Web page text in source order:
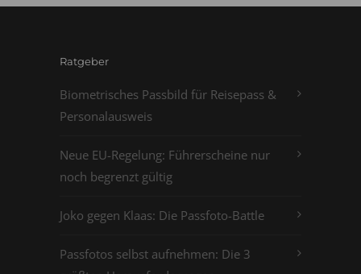
Ratgeber
Biometrisches Passbild für Reisepass &
Personalausweis
Neue EU-Regelung: Führerscheine nur
noch begrenzt gültig
Joko gegen Klaas: Die Passfoto-Battle
Passfotos selbst aufnehmen: Die 3